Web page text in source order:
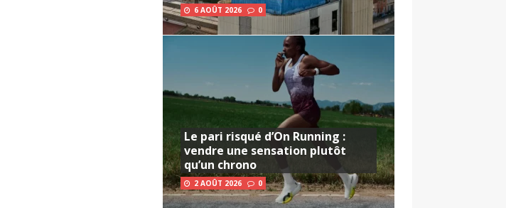
6 AOÛT 2026 0
Le pari risqué d’On Running :
vendre une sensation plutôt
qu’un chrono
2 AOÛT 2026 0